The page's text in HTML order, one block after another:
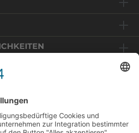
HQG-Shop
uns, dass Sie uns wieder
Wir haben unseren Shop
einem Online-Shop in Deutschland.
enthalten daher 19% MwSt und
auf Basis der EU-